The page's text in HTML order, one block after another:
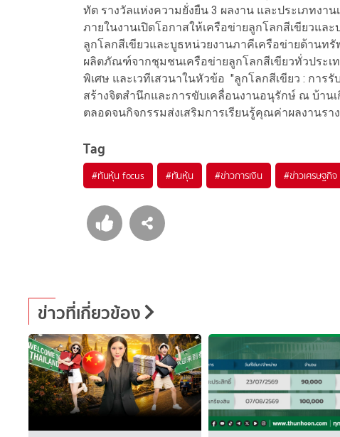
ทัต รางวัลแห่งความยั่งยืน 3 ผลงาน และประเภทงาน
ภายในงานเปิดโอกาสให้เครือข่ายลูกโลกสีเขียวแ
ลูกโลกสีเขียวและบูธหน่วยงานภาคีเครือข่ายด้านท
ผลิตภัณฑ์จากชุมชนเครือข่ายลูกโลกสีเขียวทั่วประ
พิเศษ และเวทีเสวนาในหัวข้อ "ลูกโลกสีเขียว : การ
สร้างจิตสำนึกและการขับเคลื่อนงานอนุรักษ์ ณ บ้าน
ตลอดจนกิจกรรมส่งเสริมการเรียนรู้คุณค่าผลงานร
Tag
#ทันหุ้น focus #ทันหุ้น #ข่าวการเงิน #ข่าวเศรษฐกิจ
ข่าวที่เกี่ยวข้อง